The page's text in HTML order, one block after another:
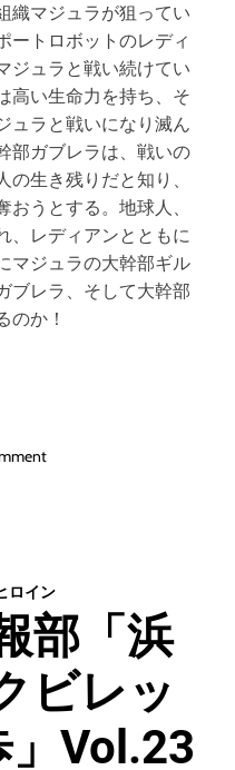
織マジュラが狙ってい
ートロボットのレディ
ジュラと戦い続けてい
高い生命力を持ち、そ
ュラと戦いになり滅ん
部ガブレラは、戦いの
生き残りだと知り、
うとする。地球人、
、レディアンとともに
マジュラの大幹部ギル
ブレラ、そして大幹部
のか！
o
ン
グ
ヒ
ロ
イ
ロイン
部「浜
ビレッ
Vol.23